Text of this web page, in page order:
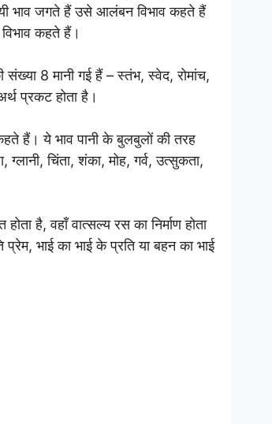
भाव जगते हैं उसे आलंबन विभाव कहते हैं
विभाव कहते हैं।
8 मानी गई हैं – स्तंभ, स्वेद, रोमांच,
प्रकट होता है।
हैं। ये भाव पानी के बुलबुलों की तरह
चिंता, शंका, मोह, गर्व, उत्सुकता,
है, वहाँ वात्सल्य रस का निर्माण होता
भाई का भाई के प्रति या बहन का भाई